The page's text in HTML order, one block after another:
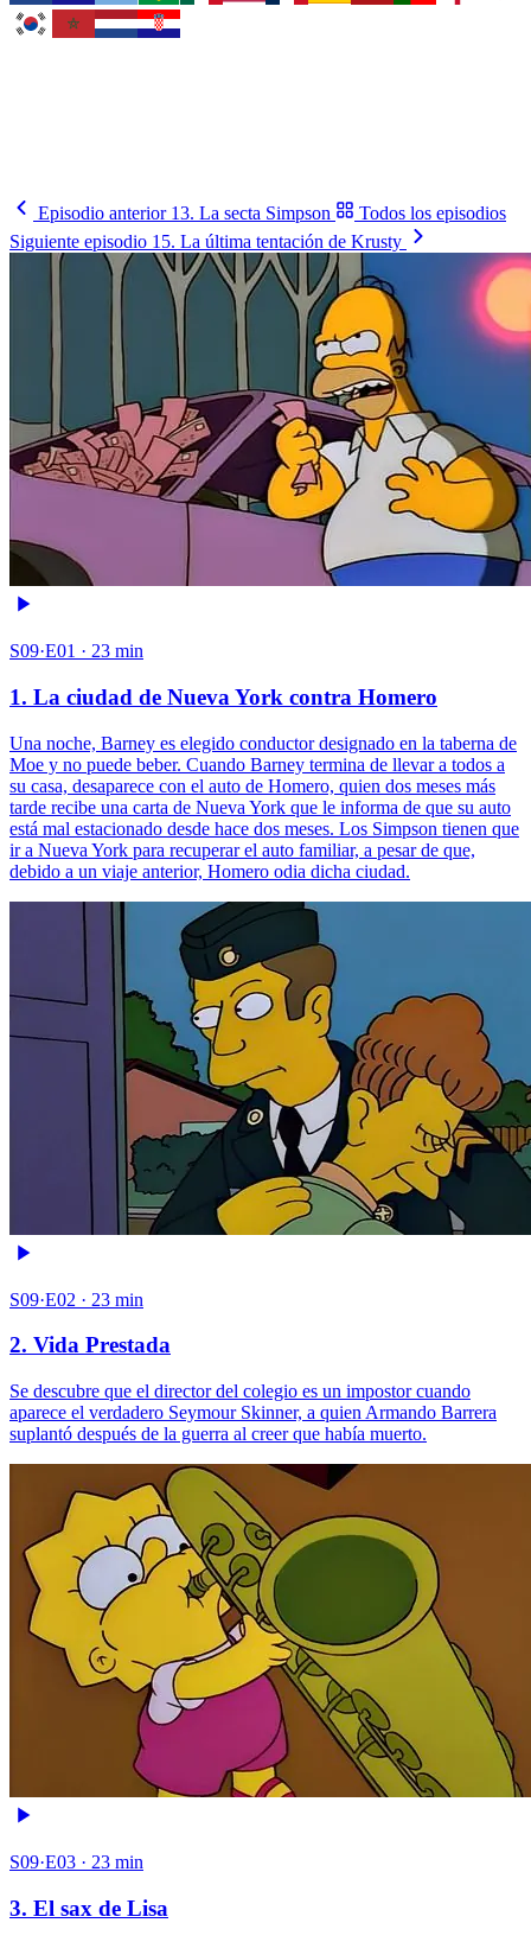
Episodio anterior 13. La secta Simpson
Todos los episodios
Siguiente episodio 15. La última tentación de Krusty
S09·E01 · 23 min
1. La ciudad de Nueva York contra Homero
Una noche, Barney es elegido conductor designado en la taberna de
Moe y no puede beber. Cuando Barney termina de llevar a todos a
su casa, desaparece con el auto de Homero, quien dos meses más
tarde recibe una carta de Nueva York que le informa de que su auto
está mal estacionado desde hace dos meses. Los Simpson tienen que
ir a Nueva York para recuperar el auto familiar, a pesar de que,
debido a un viaje anterior, Homero odia dicha ciudad.
S09·E02 · 23 min
2. Vida Prestada
Se descubre que el director del colegio es un impostor cuando
aparece el verdadero Seymour Skinner, a quien Armando Barrera
suplantó después de la guerra al creer que había muerto.
S09·E03 · 23 min
3. El sax de Lisa